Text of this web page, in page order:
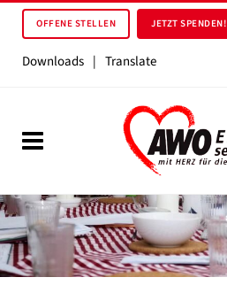
OFFENE STELLEN JETZT SPENDEN!
Downloads | Translate